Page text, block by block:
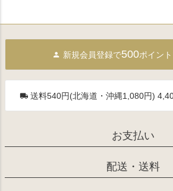
新規会員登録で500ポイン
送料540円(北海道・沖縄1,080円)
お支払い
配送・送料